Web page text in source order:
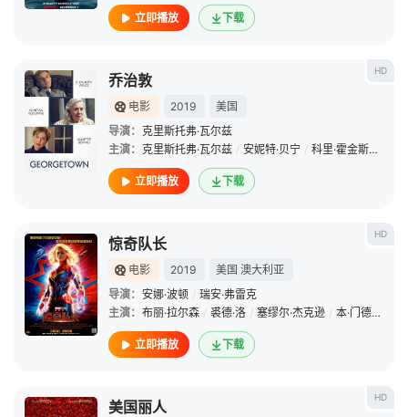
立即播放 下载
HD
乔治敦
电影 2019
美国
导演： 克里斯托弗·瓦尔兹
主演： 克里斯托弗·瓦尔兹 / 安妮特·贝宁 / 科里·霍金斯 /
立即播放 下载
HD
惊奇队长
电影 2019 美国 澳大利亚
导演： 安娜·波顿 / 瑞安·弗雷克
主演： 布丽·拉尔森 / 裘德·洛 / 塞缪尔·杰克逊 / 本·门德尔森
立即播放 下载
HD
美国丽人